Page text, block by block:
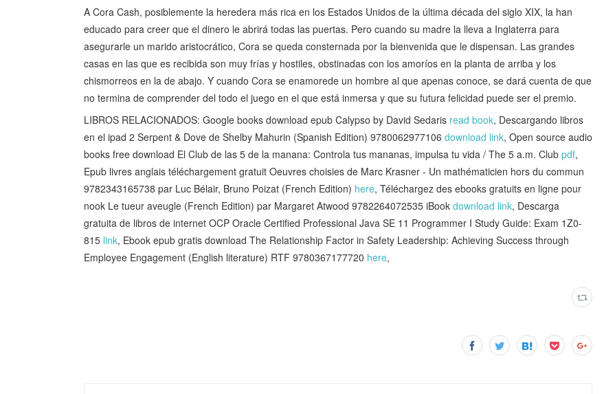
A Cora Cash, posiblemente la heredera más rica en los Estados Unidos de la última década del siglo XIX, la han
educado para creer que el dinero le abrirá todas las puertas. Pero cuando su madre la lleva a Inglaterra para
asegurarle un marido aristocrático, Cora se queda consternada por la bienvenida que le dispensan. Las grandes
casas en las que es recibida son muy frías y hostiles, obstinadas con los amoríos en la planta de arriba y los
chismorreos en la de abajo. Y cuando Cora se enamorede un hombre al que apenas conoce, se dará cuenta de que
no termina de comprender del todo el juego en el que está inmersa y que su futura felicidad puede ser el premio.
LIBROS RELACIONADOS: Google books download epub Calypso by David Sedaris read book, Descargando libros
en el ipad 2 Serpent & Dove de Shelby Mahurin (Spanish Edition) 9780062977106 download link, Open source audio
books free download El Club de las 5 de la manana: Controla tus mananas, impulsa tu vida / The 5 a.m. Club pdf,
Epub livres anglais téléchargement gratuit Oeuvres choisies de Marc Krasner - Un mathématicien hors du commun
9782343165738 par Luc Bélair, Bruno Poizat (French Edition) here, Téléchargez des ebooks gratuits en ligne pour
nook Le tueur aveugle (French Edition) par Margaret Atwood 9782264072535 iBook download link, Descarga
gratuita de libros de internet OCP Oracle Certified Professional Java SE 11 Programmer I Study Guide: Exam 1Z0-
815 link, Ebook epub gratis download The Relationship Factor in Safety Leadership: Achieving Success through
Employee Engagement (English literature) RTF 9780367177720 here,